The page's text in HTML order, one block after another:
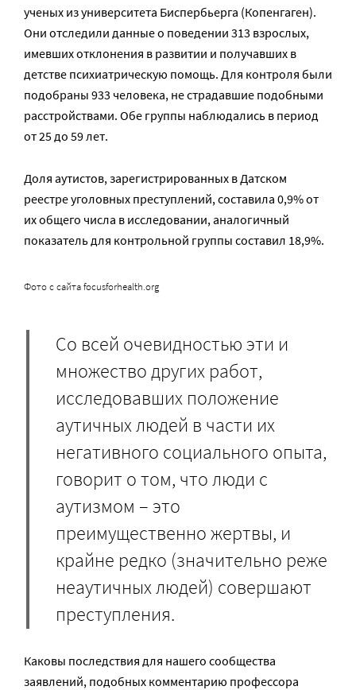
ученых из университета Биспербьерга (Копенгаген).
Они отследили данные о поведении 313 взрослых,
имевших отклонения в развитии и получавших в
детстве психиатрическую помощь. Для контроля были
подобраны 933 человека, не страдавшие подобными
расстройствами. Обе группы наблюдались в период
от 25 до 59 лет.
Доля аутистов, зарегистрированных в Датском
реестре уголовных преступлений, составила 0,9% от
их общего числа в исследовании, аналогичный
показатель для контрольной группы составил 18,9%.
Фото с сайта focusforhealth.org
Со всей очевидностью эти и
множество других работ,
исследовавших положение
аутичных людей в части их
негативного социального опыта,
говорит о том, что люди с
аутизмом – это
преимущественно жертвы, и
крайне редко (значительно реже
неаутичных людей) совершают
преступления.
Каковы последствия для нашего сообщества
заявлений, подобных комментарию профессора